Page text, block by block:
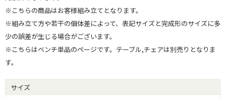
※こちらの商品はお客様組み立てとなります。
※組み立て方や若干の個体差によって、表記サイズと完成形のサイズに多
少の誤差が生じる場合がございます。
※こちらはベンチ単品のページです。テーブル,チェアは別売りとなりま
す。
サイズ